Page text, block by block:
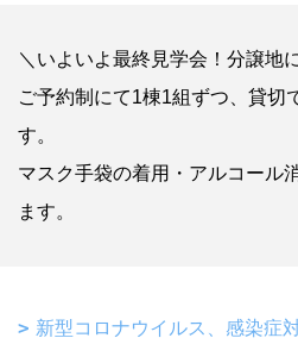
＼いよいよ最終見学会！分譲地
ご予約制にて1棟1組ずつ、貸切
す。
マスク手袋の着用・アルコール
ます。
新型コロナウイルス、感染症